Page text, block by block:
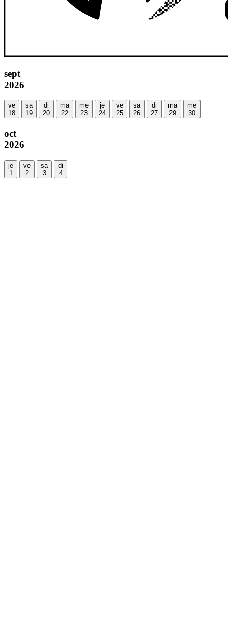
sept
2026
ve
18
sa
19
di
20
ma
22
me
23
je
24
ve
25
sa
26
di
27
ma
29
me
30
oct
2026
je
1
ve
2
sa
3
di
4